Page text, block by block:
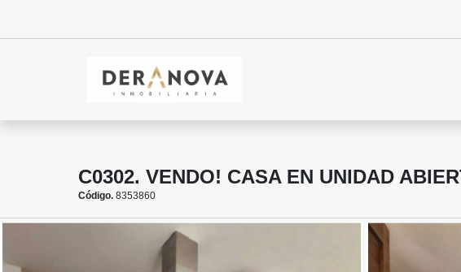
C0302. VENDO! CASA EN UNIDAD
Código. 8353860